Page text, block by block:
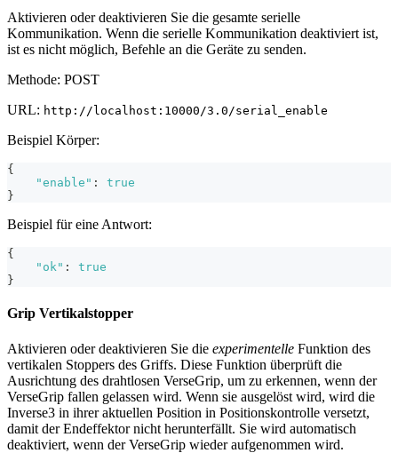
Aktivieren oder deaktivieren Sie die gesamte serielle
Kommunikation. Wenn die serielle Kommunikation deaktiviert ist,
ist es nicht möglich, Befehle an die Geräte zu senden.
Methode: POST
URL: http://localhost:10000/3.0/serial_enable
Beispiel Körper:
{
"enable" :
true
}
Beispiel für eine Antwort:
{
"ok" :
true
}
Grip Vertikalstopper
Aktivieren oder deaktivieren Sie die experimentelle Funktion des
vertikalen Stoppers des Griffs. Diese Funktion überprüft die
Ausrichtung des drahtlosen VerseGrip, um zu erkennen, wenn der
VerseGrip fallen gelassen wird. Wenn sie ausgelöst wird, wird die
Inverse3 in ihrer aktuellen Position in Positionskontrolle versetzt,
damit der Endeffektor nicht herunterfällt. Sie wird automatisch
deaktiviert, wenn der VerseGrip wieder aufgenommen wird.